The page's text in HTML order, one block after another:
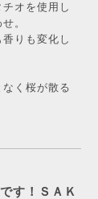
オを使用し
。
りも変化し
く桜が散る
す！ＳＡＫ